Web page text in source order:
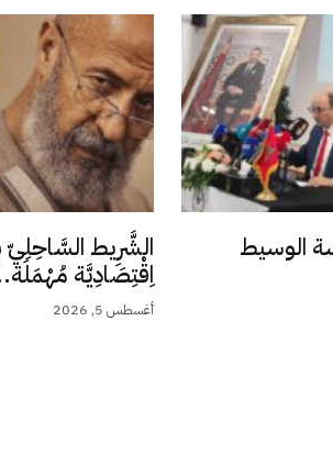
الوسيط الشَّرِيط
اِقْتِصَادِيَّة
أغسطس 5, 2026